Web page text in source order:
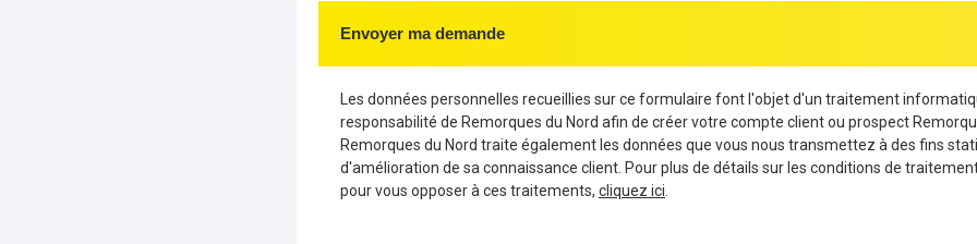
Envoyer ma demande
Les données personnelles recueillies sur ce formulaire font l'objet d'un traitement
responsabilité de Remorques du Nord afin de créer votre compte client ou prospect
Remorques du Nord traite également les données que vous nous transmettez à des fins
d'amélioration de sa connaissance client. Pour plus de détails sur les conditions de
pour vous opposer à ces traitements, cliquez ici